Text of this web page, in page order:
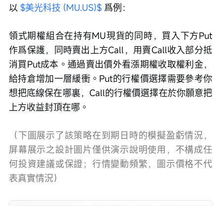
以 $美光科技 (MU.US)$ 爲例：
領式期權組合在持有MU現貨的同時，買入下方Put
作爲保護，同時賣出上方Call，用賣Call收入部分抵
消買Put成本。通過賣出價外看漲期權收取權利金，
給持倉增加一層緩衝。Put的行權價選擇需要參考你
想把底線保在哪裏，Call的行權價選擇在於你願意把
上方收益封頂在哪。
（下圖展示了該策略在到期日時的模擬盈虧情況，
屏幕展示之設計圖片僅供演示說明使用，不構成任
何投資建議或保證；行情變動頻繁，圖示價格不代
表真實情況）